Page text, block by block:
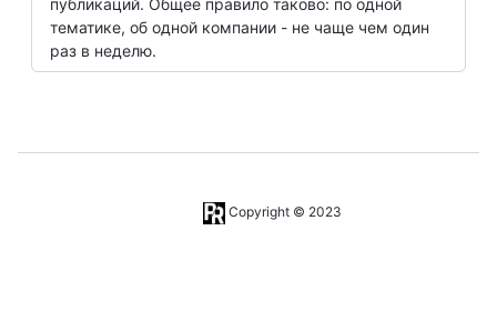
тематике, об одной компании - не чаще чем один
раз в неделю.
Copyright © 2023